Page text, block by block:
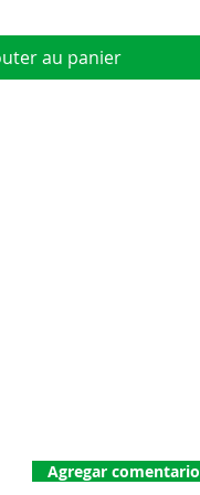
au panier
Agregar comentario